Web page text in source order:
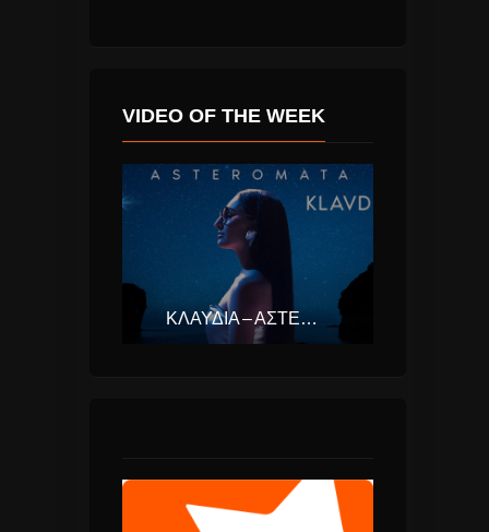
VIDEO OF THE WEEK
ΚΛΑΥΔΊΑ – ΑΣΤΕΡΟΜΆΤΑ (EUROVISION ΕΛΛΆΔΑ 2025)